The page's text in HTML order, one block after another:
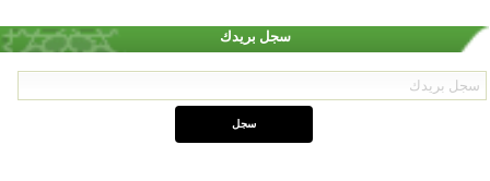
سجل بريدك